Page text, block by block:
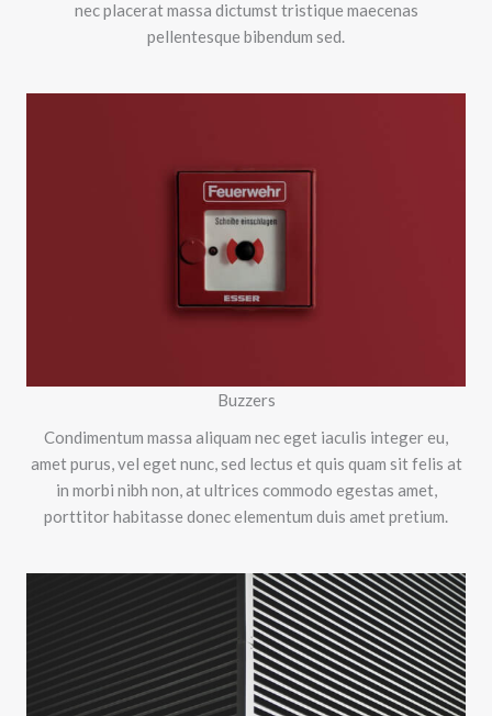
nec placerat massa dictumst tristique maecenas
pellentesque bibendum sed.
Buzzers
Condimentum massa aliquam nec eget iaculis integer eu,
amet purus, vel eget nunc, sed lectus et quis quam sit felis at
in morbi nibh non, at ultrices commodo egestas amet,
porttitor habitasse donec elementum duis amet pretium.